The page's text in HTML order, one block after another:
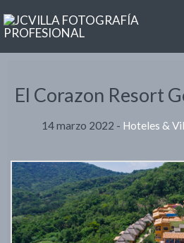
El Corazon Resort
14 marzo 2022 - Hoteles &